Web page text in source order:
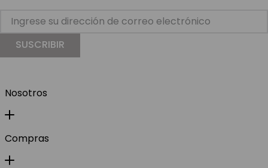
SUSCRIBIR
Nosotros
Compras